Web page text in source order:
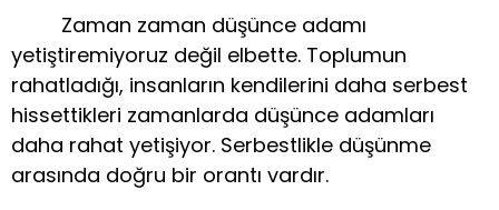
Zaman zaman düşünce adamı
yetiştiremiyoruz değil elbette. Toplumun
rahatladığı, insanların kendilerini daha serbest
hissettikleri zamanlarda düşünce adamları
daha rahat yetişiyor. Serbestlikle düşünme
arasında doğru bir orantı vardır.